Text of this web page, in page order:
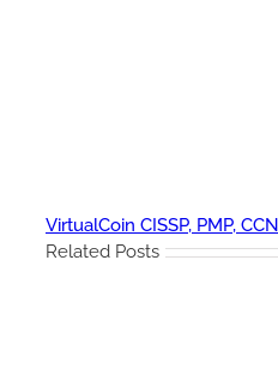
VirtualCoin CISSP, PMP,
Related Posts